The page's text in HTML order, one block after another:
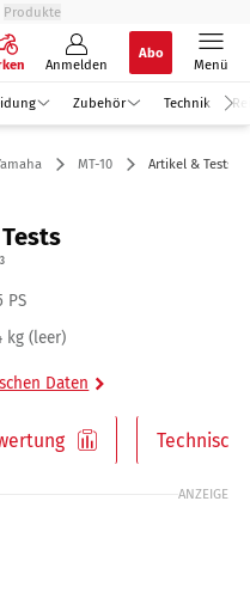
Produkte
Anmelden
Abo
Menü
Zubehör Technik
MT-10 Artikel & Tests
PS
kg (leer)
Daten
ANZEIGE